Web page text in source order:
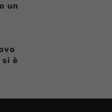
un
è